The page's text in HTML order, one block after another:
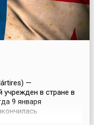
—
учрежден в стране в
9 января